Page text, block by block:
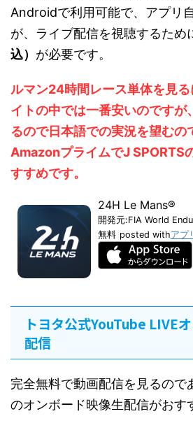
Androidで利用可能で、アプリ
が、ライブ配信を視聴するため
込） が必要です。
ルマン24時間レース単体を見
イトの中では一番安いのですが
るので日本語での実況を望むの
AmazonプライムでJ SPORTS
すすめです。
24H Le Mans®
開発元:FIA World
無料 posted withアプ
トヨタ公式YouTube LIVE
配信
完全無料で動画配信を見るので
のオンボード映像生配信がおす